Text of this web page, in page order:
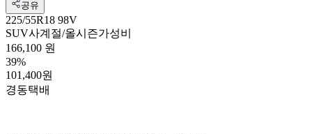
공유
225/55R18 98V
SUV사계절/올시즌가성비
166,100 원
39%
101,400원
경동택배